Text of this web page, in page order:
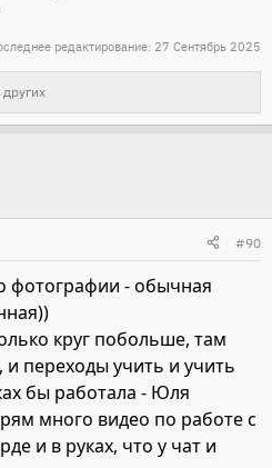
редактирование: 27 Сентябрь 2025
других
#90
фотографии - обычная
круг побольше, там
переходы учить и учить
бы работала - Юля
много видео по работе с
и в руках, что у чат и